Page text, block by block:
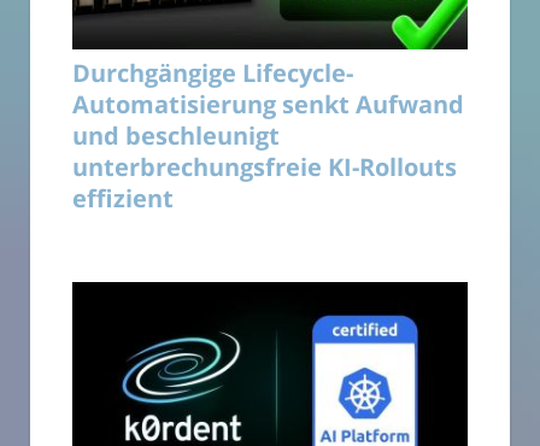
Durchgängige Lifecycle-
Automatisierung senkt Aufwand
und beschleunigt
unterbrechungsfreie KI-Rollouts
effizient